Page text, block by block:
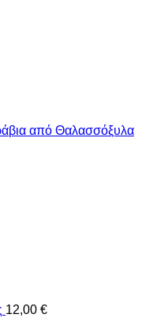
από Θαλασσόξυλα
12,00 €